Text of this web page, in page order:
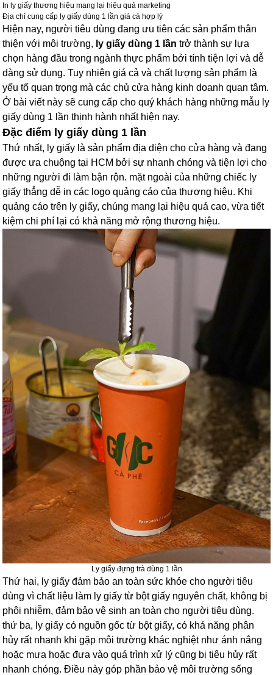
In ly giấy thương hiệu mang lại hiệu quả marketing
Địa chỉ cung cấp ly giấy dùng 1 lần giá cả hợp lý
Hiện nay, người tiêu dùng đang ưu tiên các sản phẩm thân
thiện với môi trường, ly giấy dùng 1 lần trở thành sự lựa
chọn hàng đầu trong ngành thực phẩm bởi tính tiện lợi và dễ
dàng sử dụng. Tuy nhiên giá cả và chất lượng sản phẩm là
yếu tố quan trọng mà các chủ cửa hàng kinh doanh quan tâm.
Ở bài viết này sẽ cung cấp cho quý khách hàng những mẫu ly
giấy dùng 1 lần thịnh hành nhất hiện nay.
Đặc điểm ly giấy dùng 1 lần
Thứ nhất, ly giấy là sản phẩm địa diện cho cửa hàng và đang
được ưa chuộng tại HCM bởi sự nhanh chóng và tiện lợi cho
những người đi làm bận rộn. mặt ngoài của những chiếc ly
giấy thẳng dễ in các logo quảng cáo của thương hiệu. Khi
quảng cáo trên ly giấy, chúng mang lại hiệu quả cao, vừa tiết
kiệm chi phí lại có khả năng mở rộng thương hiệu.
Ly giấy đựng trà dùng 1 lần
Thứ hai, ly giấy đảm bảo an toàn sức khỏe cho người tiêu
dùng vì chất liệu làm ly giấy từ bột giấy nguyên chất, không bị
phôi nhiễm, đảm bảo vệ sinh an toàn cho người tiêu dùng.
thứ ba, ly giấy có nguồn gốc từ bột giấy, có khả năng phân
hủy rất nhanh khi gặp môi trường khác nghiệt như ánh nắng
hoặc mưa hoặc đưa vào quá trình xử lý cũng bị tiêu hủy rất
nhanh chóng. Điều này góp phần bảo vệ môi trường sống